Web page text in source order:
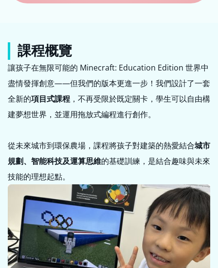
課程概覽
讓孩子在無限可能的 Minecraft: Education Edition 世界中
盡情發揮創意——但我們的版本更進一步！我們設計了一套
全新的項目式課程 ，不再受限於既定關卡，學生可以自由構
建夢想世界，並運用拖放式編程進行創作。
從未來城市到環保農場，課程將孩子對建築的熱愛結合城市
規劃、智能科技及運算思維的基礎訓練，是結合趣味與未來
技能的理想起點。